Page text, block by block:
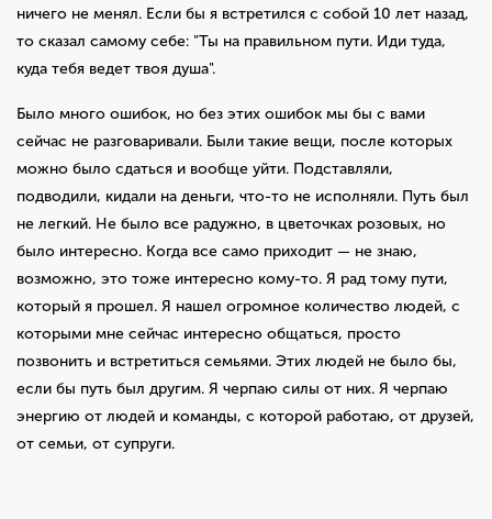
ничего не менял. Если бы я встретился с собой 10 лет назад,
то сказал самому себе: "Ты на правильном пути. Иди туда,
куда тебя ведет твоя душа".
Было много ошибок, но без этих ошибок мы бы с вами
сейчас не разговаривали. Были такие вещи, после которых
можно было сдаться и вообще уйти. Подставляли,
подводили, кидали на деньги, что-то не исполняли. Путь был
не легкий. Не было все радужно, в цветочках розовых, но
было интересно. Когда все само приходит — не знаю,
возможно, это тоже интересно кому-то. Я рад тому пути,
который я прошел. Я нашел огромное количество людей, с
которыми мне сейчас интересно общаться, просто
позвонить и встретиться семьями. Этих людей не было бы,
если бы путь был другим. Я черпаю силы от них. Я черпаю
энергию от людей и команды, с которой работаю, от друзей,
от семьи, от супруги.